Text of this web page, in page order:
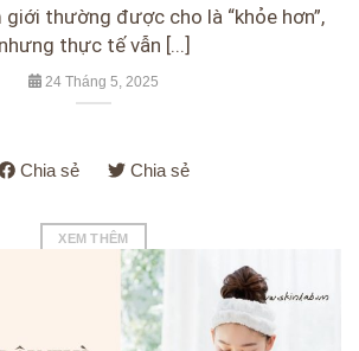
giới thường được cho là “khỏe hơn”,
nhưng thực tế vẫn [...]
24 Tháng 5, 2025
XEM THÊM
Chia sẻ Chia sẻ